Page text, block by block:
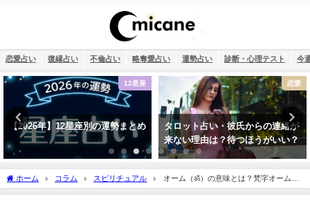
恋愛占い 復縁占い 不倫占い 略奪愛占い 運勢占い 診断・心理テスト 今
12星座
【2026年】12星座別の運勢まとめ
恋愛
タロット占い・彼氏からの連絡が
来ない理由は？待つほうがいい？
ホーム コラム スピリチュアル
オーム（ॐ）の意味とは？梵字オーム・
オームマークの由来とマントラのスピリチュアルな力を解説